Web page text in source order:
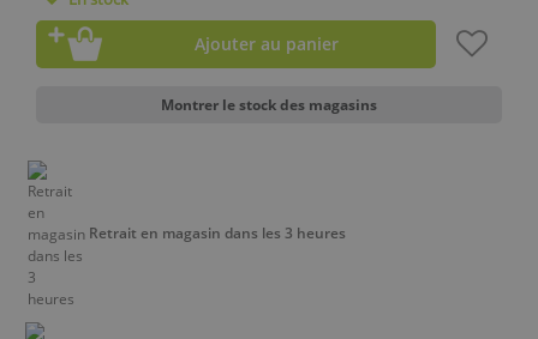
Ajouter au panier
Montrer le stock des magasins
Retrait en magasin dans les 3 heures